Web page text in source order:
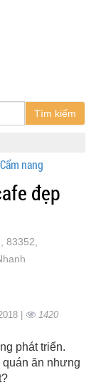
Tìm kiếm
Cẩm nang
đẹp
83352,
| 1420
phát triển.
quán ăn nhưng